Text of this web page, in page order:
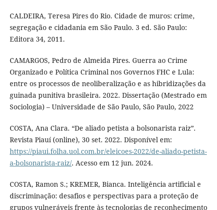
CALDEIRA, Teresa Pires do Rio. Cidade de muros: crime,
segregação e cidadania em São Paulo. 3 ed. São Paulo:
Editora 34, 2011.
CAMARGOS, Pedro de Almeida Pires. Guerra ao Crime
Organizado e Política Criminal nos Governos FHC e Lula:
entre os processos de neoliberalização e as hibridizações da
guinada punitiva brasileira. 2022. Dissertação (Mestrado em
Sociologia) – Universidade de São Paulo, São Paulo, 2022
COSTA, Ana Clara. “De aliado petista a bolsonarista raiz”.
Revista Piauí (online), 30 set. 2022. Disponível em:
https://piaui.folha.uol.com.br/eleicoes-2022/de-aliado-petista-
a-bolsonarista-raiz/. Acesso em 12 jun. 2024.
COSTA, Ramon S.; KREMER, Bianca. Inteligência artificial e
discriminação: desafios e perspectivas para a proteção de
grupos vulneráveis frente às tecnologias de reconhecimento